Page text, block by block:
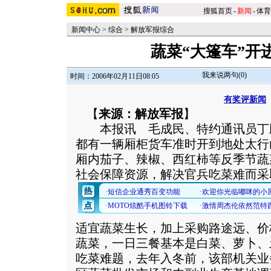
搜狐首页-新闻 -体育
新闻中心 > 综合 > 解放军报综合
蔬菜“大篷车”开
时间：2006年02月11日08:05 我来说两句(0)
有奖评新闻
【来源：解放军报 】
本报讯 毛成民、特约通讯员丁
都有一辆厢柜货车准时开到地处太
厢内茄子、辣椒、西红柿等反季节
社会保障资源，解决官兵吃菜难而
适宜蔬菜生长，加上采购路途远、
蔬菜，一日三餐基本是白菜、萝卜
吃菜难题，去年入冬前，该部机关